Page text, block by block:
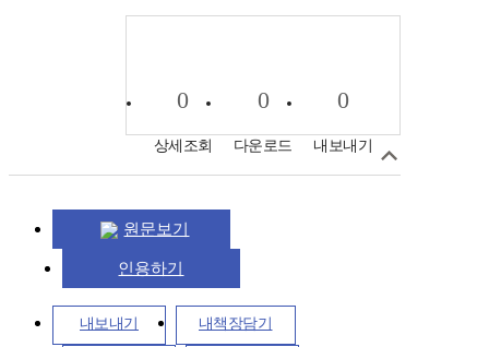
0
상세조회
0
다운로드
0
내보내기
원문보기
인용하기
내보내기 내책장담기